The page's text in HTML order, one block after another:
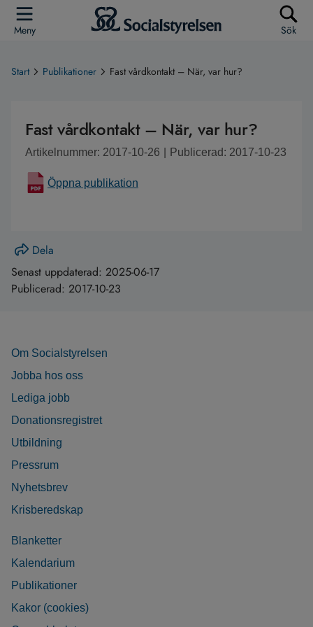
Meny Sök
Start Publikationer Fast vårdkontakt – När, var hur?
Fast vårdkontakt – När, var hur?
Artikelnummer: 2017-10-26 Publicerad: 2017-10-23
Öppna publikation
Dela
Senast uppdaterad: 2025-06-17
Publicerad: 2017-10-23
Om Socialstyrelsen
Jobba hos oss
Lediga jobb
Donationsregistret
Utbildning
Pressrum
Nyhetsbrev
Krisberedskap
Blanketter
Kalendarium
Publikationer
Kakor (cookies)